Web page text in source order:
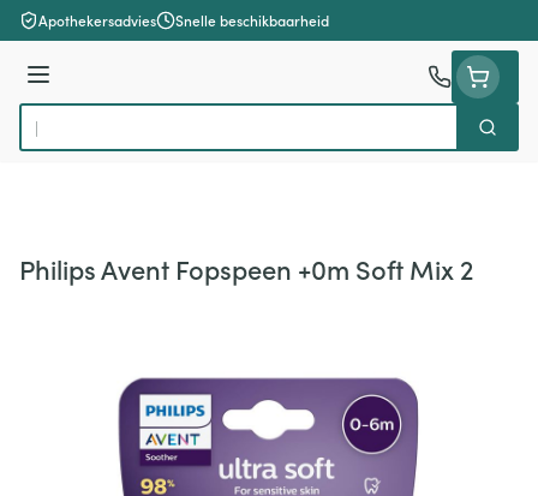
Ga naar de inhoud
Apothekersadvies Snelle beschikbaarheid
Menu
Product, merk, categorie...
Zoek
Philips Avent Fopspeen +0m Soft Mix 2